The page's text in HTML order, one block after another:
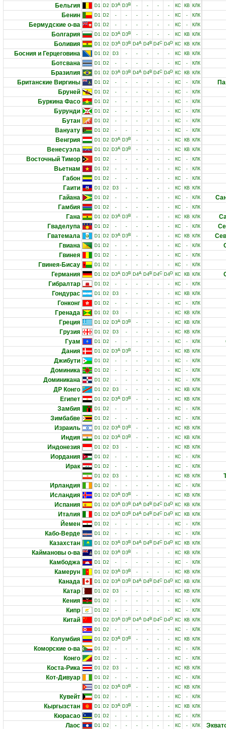
Бельгия D1 D2 D3A D3B - - - - КС КВ КЛК
Бенин D1 D2 - - - - - - КС - КЛК
Бермудские о-ва D1 D2 - - - - - - КС - КЛК
Болгария D1 D2 D3A D3B - - - - КС КВ КЛК
Боливия D1 D2 D3A D3B D4A D4B D4C D4D КС КВ КЛК
Босния и Герцеговина D1 D2 D3 - - - - - КС КВ КЛК
Ботсвана D1 D2 - - - - - - КС - КЛК
Бразилия D1 D2 D3A D3B D4A D4B D4C D4D КС КВ КЛК
Британские Виргины D1 D2 - - - - - - КС - КЛК
Бруней D1 D2 - - - - - - КС - КЛК
Буркина Фасо D1 D2 - - - - - - КС - КЛК
Бурунди D1 D2 - - - - - - КС - КЛК
Бутан D1 D2 - - - - - - КС - КЛК
Вануату D1 D2 - - - - - - КС - КЛК
Венгрия D1 D2 D3A D3B - - - - КС КВ КЛК
Венесуэла D1 D2 D3A D3B - - - - КС КВ КЛК
Восточный Тимор D1 D2 - - - - - - КС - КЛК
Вьетнам D1 D2 - - - - - - КС - КЛК
Габон D1 D2 - - - - - - КС - КЛК
Гаити D1 D2 D3 - - - - - КС КВ КЛК
Гайана D1 D2 - - - - - - КС - КЛК
Гамбия D1 D2 - - - - - - КС - КЛК
Гана D1 D2 D3A D3B - - - - КС КВ КЛК
Гваделупа D1 D2 - - - - - - КС - КЛК
Гватемала D1 D2 D3A D3B - - - - КС КВ КЛК
Гвиана D1 D2 - - - - - - КС - КЛК
Гвинея D1 D2 - - - - - - КС - КЛК
Гвинея-Бисау D1 D2 - - - - - - КС - КЛК
Германия D1 D2 D3A D3B D4A D4B D4C D4D КС КВ КЛК
Гибралтар D1 D2 - - - - - - КС - КЛК
Гондурас D1 D2 D3 - - - - - КС КВ КЛК
Гонконг D1 D2 - - - - - - КС - КЛК
Гренада D1 D2 D3 - - - - - КС КВ КЛК
Греция D1 D2 D3A D3B - - - - КС КВ КЛК
Грузия D1 D2 D3 - - - - - КС КВ КЛК
Гуам D1 D2 - - - - - - КС - КЛК
Дания D1 D2 D3A D3B - - - - КС КВ КЛК
Джибути D1 D2 - - - - - - КС - КЛК
Доминика D1 D2 - - - - - - КС - КЛК
Доминикана D1 D2 - - - - - - КС - КЛК
ДР Конго D1 D2 D3 - - - - - КС КВ КЛК
Египет D1 D2 D3A D3B - - - - КС КВ КЛК
Замбия D1 D2 - - - - - - КС - КЛК
Зимбабве D1 D2 - - - - - - КС - КЛК
Израиль D1 D2 D3A D3B - - - - КС КВ КЛК
Индия D1 D2 D3A D3B - - - - КС КВ КЛК
Индонезия D1 D2 D3 - - - - - КС КВ КЛК
Иордания D1 D2 - - - - - - КС - КЛК
Ирак D1 D2 - - - - - - КС -
КЛК
D1 D2 D3 - - - - - КС КВ КЛК
Ирландия D1 D2 - - - - - - КС - КЛК
Исландия D1 D2 D3A D3B - - - - КС КВ КЛК
Испания D1 D2 D3A D3B D4A D4B D4C D4D КС КВ КЛК
Италия D1 D2 D3A D3B D4A D4B D4C D4D КС КВ КЛК
Йемен D1 D2 - - - - - - КС - КЛК
Кабо-Верде D1 D2 - - - - - - КС - КЛК
Казахстан D1 D2 D3A D3B D4A D4B D4C D4D КС КВ КЛК
Каймановы о-ва D1 D2 D3A D3B - - - - КС КВ КЛК
Камбоджа D1 D2 - - - - - - КС - КЛК
Камерун D1 D2 D3A D3B - - - - КС КВ КЛК
Канада D1 D2 D3A D3B D4A D4B D4C D4D КС КВ КЛК
Катар D1 D2 D3 - - - - - КС КВ КЛК
Кения D1 D2 - - - - - - КС - КЛК
Кипр D1 D2 - - - - - - КС - КЛК
Китай D1 D2 D3A D3B D4A D4B D4C D4D КС КВ
КЛК
D1 D2 - - - - - - КС - КЛК
Колумбия D1 D2 D3A D3B - - - - КС КВ КЛК
Коморские о-ва D1 D2 - - - - - - КС - КЛК
Конго D1 D2 - - - - - - КС - КЛК
Коста-Рика D1 D2 D3 - - - - - КС КВ КЛК
Кот-Дивуар D1 D2 - - - - - - КС -
КЛК
D1 D2 D3A D3B - - - - КС КВ КЛК
Кувейт D1 D2 - - - - - - КС - КЛК
Кыргызстан D1 D2 D3A D3B - - - - КС КВ КЛК
Кюрасао D1 D2 - - - - - - КС - КЛК
Лаос D1 D2 - - - - - - КС - КЛК